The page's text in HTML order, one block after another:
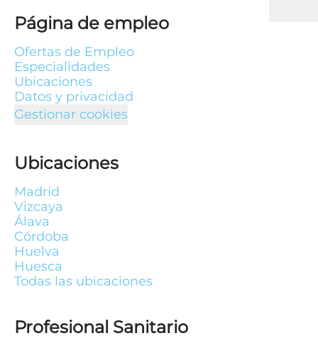
Página de empleo
Ofertas de Empleo
Especialidades
Ubicaciones
Datos y privacidad
Gestionar cookies
Ubicaciones
Madrid
Vizcaya
Álava
Córdoba
Huelva
Huesca
Todas las ubicaciones
Profesional Sanitario